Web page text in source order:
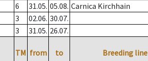
6 31.05. 05.08. Carnica Kirchhain
3 02.06. 30.07.
3 31.05. 26.07.
TM from to Breeding line